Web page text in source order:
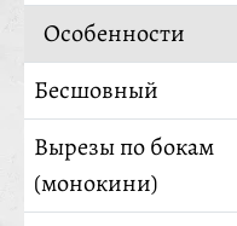
Особенности
Бесшовный
Вырезы по бокам
(монокини)